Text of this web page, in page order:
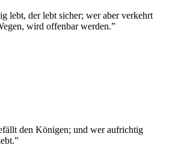
lebt, der lebt sicher; wer aber verkehrt
wird offenbar werden.”
den Königen; und wer aufrichtig
”